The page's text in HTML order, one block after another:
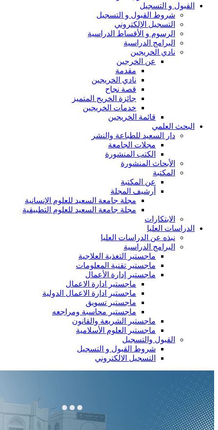
القبول و التسجيل
شروط القبول و التسجيل
التسجيل الإلكتروني
الرسوم و الأقساط الدراسية
البرامج الدراسية
نادي الخريجين
عن الخرجين
مقدمة
نادي الخريجين
قصة نجاح
جائزة الخريج المتميز
خدمات الخريجين
قائمة الخريجين
البحث العلمي
دار السعيد للطباعة والنشر
مجلات الجامعة
الكتب المنشورة
الأبحاث المنشورة
المكتبة
عن المكتبة
أرشيف المجلة
مجلة جامعة السعيد للعلوم الإنسانية
مجلة جامعة السعيد للعلوم التطبيقية
الابتكارات
الدراسات العليا
نبذه عن الدراسات العليا
البرامج الدراسية
ماجستير التغذية العلاجية
ماجستير تقنية المعلومات
ماجستير إدارة الأعمال
ماجستير ادارة الاعمال
ماجستير ادارة الاعمال الدولية
ماجستير تسويق
ماجستير محاسبة ومراجعه
ماجستير الشريعة والقانون
ماجستير العلوم الأسلامية
القبول والتسجيل
شروط القبول و التسجيل
التسجيل الالكتروني